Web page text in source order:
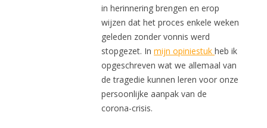
in herinnering brengen en erop
wijzen dat het proces enkele weken
geleden zonder vonnis werd
stopgezet. Inmijn opiniestukheb ik
opgeschreven wat we allemaal van
de tragedie kunnen leren voor onze
persoonlijke aanpak van de
corona-crisis.